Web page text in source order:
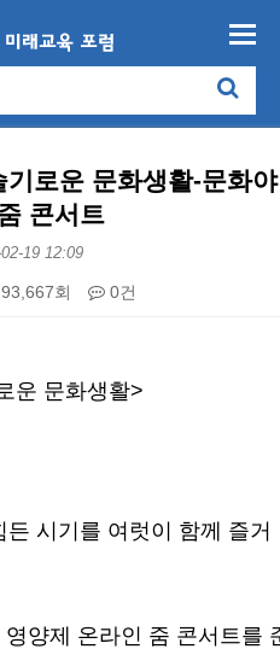
로운 문화생활-문화야
콘서트
19 12:09
회 0건
운 문화생활>
시기를 여럿이 함께 즐거
양제 온라인 줌 콘서트를